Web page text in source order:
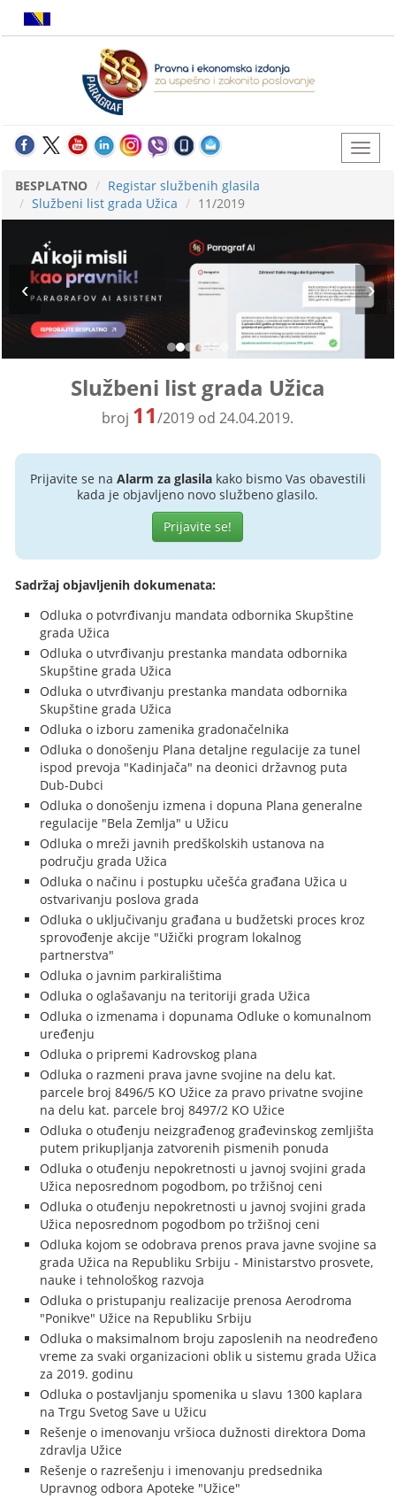
BESPLATNO
Registar službenih glasila
Službeni list grada Užica
11/2019
Službeni list grada Užica
broj 11/2019 od 24.04.2019.
Prijavite se na Alarm za glasilakako bismo Vas obavestili
kada je objavljeno novo službeno glasilo.
Prijavite se!
Sadržaj objavljenih dokumenata:
Odluka o potvrđivanju mandata odbornika Skupštine
grada Užica
Odluka o utvrđivanju prestanka mandata odbornika
Skupštine grada Užica
Odluka o utvrđivanju prestanka mandata odbornika
Skupštine grada Užica
Odluka o izboru zamenika gradonačelnika
Odluka o donošenju Plana detaljne regulacije za tunel
ispod prevoja "Kadinjača" na deonici državnog puta
Dub-Dubci
Odluka o donošenju izmena i dopuna Plana generalne
regulacije "Bela Zemlja" u Užicu
Odluka o mreži javnih predškolskih ustanova na
području grada Užica
Odluka o načinu i postupku učešća građana Užica u
ostvarivanju poslova grada
Odluka o uključivanju građana u budžetski proces kroz
sprovođenje akcije "Užički program lokalnog
partnerstva"
Odluka o javnim parkiralištima
Odluka o oglašavanju na teritoriji grada Užica
Odluka o izmenama i dopunama Odluke o komunalnom
uređenju
Odluka o pripremi Kadrovskog plana
Odluka o razmeni prava javne svojine na delu kat.
parcele broj 8496/5 KO Užice za pravo privatne svojine
na delu kat. parcele broj 8497/2 KO Užice
Odluka o otuđenju neizgrađenog građevinskog zemljišta
putem prikupljanja zatvorenih pismenih ponuda
Odluka o otuđenju nepokretnosti u javnoj svojini grada
Užica neposrednom pogodbom, po tržišnoj ceni
Odluka o otuđenju nepokretnosti u javnoj svojini grada
Užica neposrednom pogodbom po tržišnoj ceni
Odluka kojom se odobrava prenos prava javne svojine sa
grada Užica na Republiku Srbiju - Ministarstvo prosvete,
nauke i tehnološkog razvoja
Odluka o pristupanju realizacije prenosa Aerodroma
"Ponikve" Užice na Republiku Srbiju
Odluka o maksimalnom broju zaposlenih na neodređeno
vreme za svaki organizacioni oblik u sistemu grada Užica
za 2019. godinu
Odluka o postavljanju spomenika u slavu 1300 kaplara
na Trgu Svetog Save u Užicu
Rešenje o imenovanju vršioca dužnosti direktora Doma
zdravlja Užice
Rešenje o razrešenju i imenovanju predsednika
Upravnog odbora Apoteke "Užice"